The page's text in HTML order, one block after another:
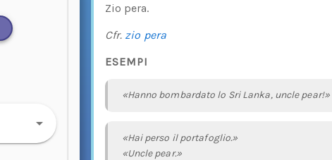
Zio pera.
Cfr. zio pera
ESEMPI
«Hanno bombardato lo Sri Lanka, uncle pear!»
«Hai perso il portafoglio.»
«Uncle pear.»